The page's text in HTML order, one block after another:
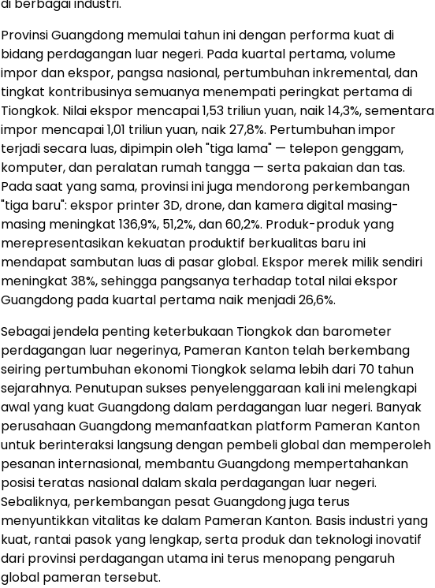
di berbagai industri.
Provinsi Guangdong memulai tahun ini dengan performa kuat di
bidang perdagangan luar negeri. Pada kuartal pertama, volume
impor dan ekspor, pangsa nasional, pertumbuhan inkremental, dan
tingkat kontribusinya semuanya menempati peringkat pertama di
Tiongkok. Nilai ekspor mencapai 1,53 triliun yuan, naik 14,3%, sementara
impor mencapai 1,01 triliun yuan, naik 27,8%. Pertumbuhan impor
terjadi secara luas, dipimpin oleh "tiga lama" — telepon genggam,
komputer, dan peralatan rumah tangga — serta pakaian dan tas.
Pada saat yang sama, provinsi ini juga mendorong perkembangan
"tiga baru": ekspor printer 3D, drone, dan kamera digital masing-
masing meningkat 136,9%, 51,2%, dan 60,2%. Produk-produk yang
merepresentasikan kekuatan produktif berkualitas baru ini
mendapat sambutan luas di pasar global. Ekspor merek milik sendiri
meningkat 38%, sehingga pangsanya terhadap total nilai ekspor
Guangdong pada kuartal pertama naik menjadi 26,6%.
Sebagai jendela penting keterbukaan Tiongkok dan barometer
perdagangan luar negerinya, Pameran Kanton telah berkembang
seiring pertumbuhan ekonomi Tiongkok selama lebih dari 70 tahun
sejarahnya. Penutupan sukses penyelenggaraan kali ini melengkapi
awal yang kuat Guangdong dalam perdagangan luar negeri. Banyak
perusahaan Guangdong memanfaatkan platform Pameran Kanton
untuk berinteraksi langsung dengan pembeli global dan memperoleh
pesanan internasional, membantu Guangdong mempertahankan
posisi teratas nasional dalam skala perdagangan luar negeri.
Sebaliknya, perkembangan pesat Guangdong juga terus
menyuntikkan vitalitas ke dalam Pameran Kanton. Basis industri yang
kuat, rantai pasok yang lengkap, serta produk dan teknologi inovatif
dari provinsi perdagangan utama ini terus menopang pengaruh
global pameran tersebut.